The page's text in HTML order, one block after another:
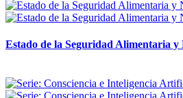
Estado de la Seguridad Alimentaria